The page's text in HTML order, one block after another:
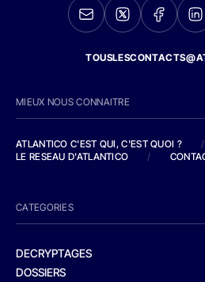
MIEUX NOUS CONNAITRE
ATLANTICO C'EST QUI, C'EST QUOI ?
/
LE RESEAU D'ATLANTICO
/
CATEGORIES
DECRYPTAGES
DOSSIERS